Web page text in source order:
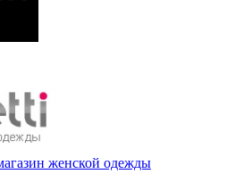
женской одежды